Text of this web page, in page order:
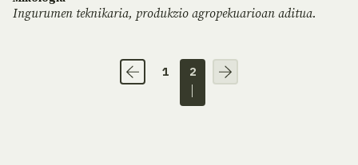
Ingurumen teknikaria, produkzio agropekuarioan aditua.
1 2